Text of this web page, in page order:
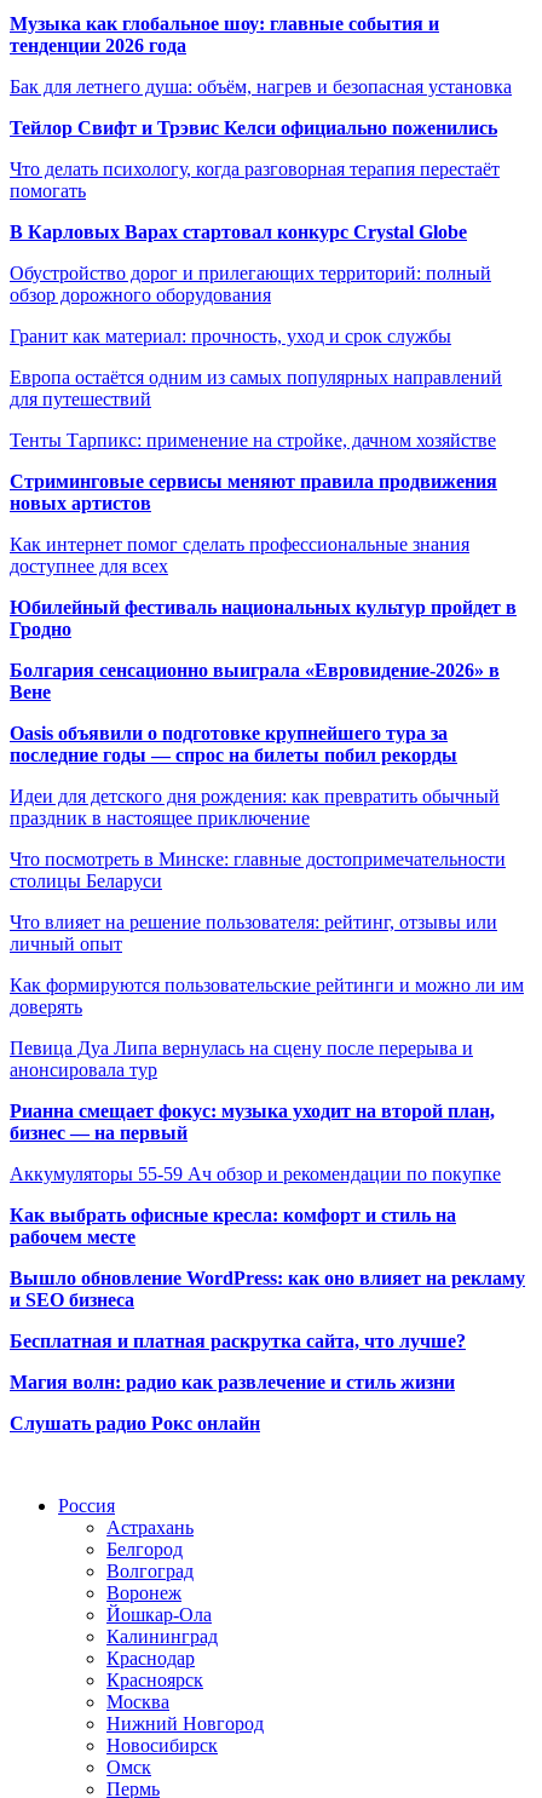
Музыка как глобальное шоу: главные события и
тенденции 2026 года
Бак для летнего душа: объём, нагрев и безопасная установка
Тейлор Свифт и Трэвис Келси официально поженились
Что делать психологу, когда разговорная терапия перестаёт
помогать
В Карловых Варах стартовал конкурс Crystal Globe
Обустройство дорог и прилегающих территорий: полный
обзор дорожного оборудования
Гранит как материал: прочность, уход и срок службы
Европа остаётся одним из самых популярных направлений
для путешествий
Тенты Тарпикс: применение на стройке, дачном хозяйстве
Стриминговые сервисы меняют правила продвижения
новых артистов
Как интернет помог сделать профессиональные знания
доступнее для всех
Юбилейный фестиваль национальных культур пройдет в
Гродно
Болгария сенсационно выиграла «Евровидение-2026» в
Вене
Oasis объявили о подготовке крупнейшего тура за
последние годы — спрос на билеты побил рекорды
Идеи для детского дня рождения: как превратить обычный
праздник в настоящее приключение
Что посмотреть в Минске: главные достопримечательности
столицы Беларуси
Что влияет на решение пользователя: рейтинг, отзывы или
личный опыт
Как формируются пользовательские рейтинги и можно ли им
доверять
Певица Дуа Липа вернулась на сцену после перерыва и
анонсировала тур
Рианна смещает фокус: музыка уходит на второй план,
бизнес — на первый
Аккумуляторы 55-59 Ач обзор и рекомендации по покупке
Как выбрать офисные кресла: комфорт и стиль на
рабочем месте
Вышло обновление WordPress: как оно влияет на рекламу
и SEO бизнеса
Бесплатная и платная раскрутка сайта, что лучше?
Магия волн: радио как развлечение и стиль жизни
Слушать радио Рокс онлайн
Россия
Астрахань
Белгород
Волгоград
Воронеж
Йошкар-Ола
Калининград
Краснодар
Красноярск
Москва
Нижний Новгород
Новосибирск
Омск
Пермь